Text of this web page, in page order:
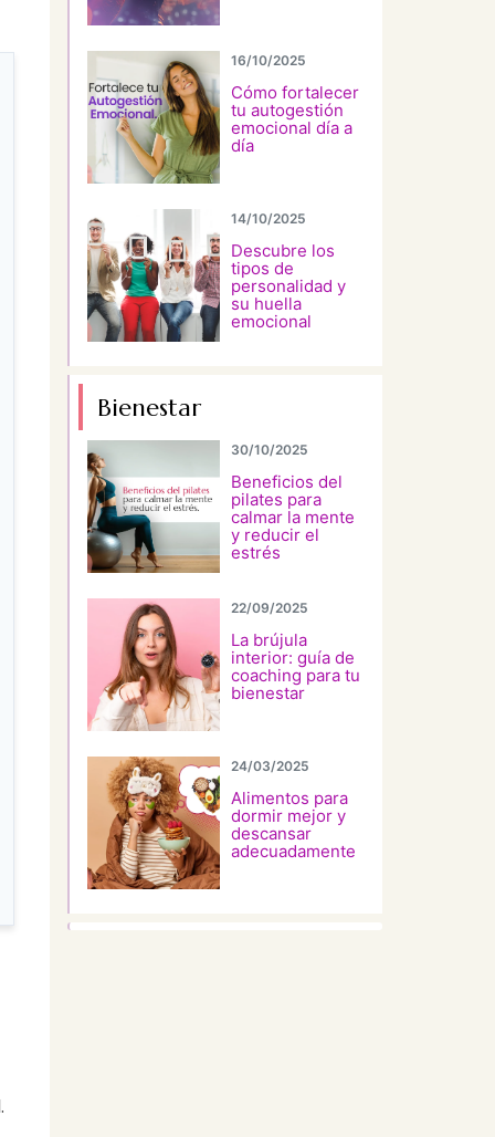
16/10/2025
Cómo fortalecer
tu autogestión
emocional día a
día
14/10/2025
Descubre los
tipos de
personalidad y
su huella
emocional
Bienestar
30/10/2025
Beneficios del
pilates para
calmar la mente
y reducir el
estrés
22/09/2025
La brújula
interior: guía de
coaching para tu
bienestar
24/03/2025
Alimentos para
dormir mejor y
descansar
adecuadamente